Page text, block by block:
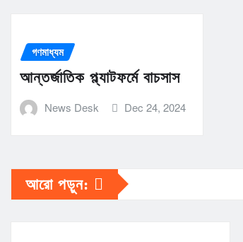
গণমাধ্যম
আন্তর্জাতিক প্ল্যাটফর্মে বাচসাস
News Desk Dec 24, 2024
আরো পড়ুন: